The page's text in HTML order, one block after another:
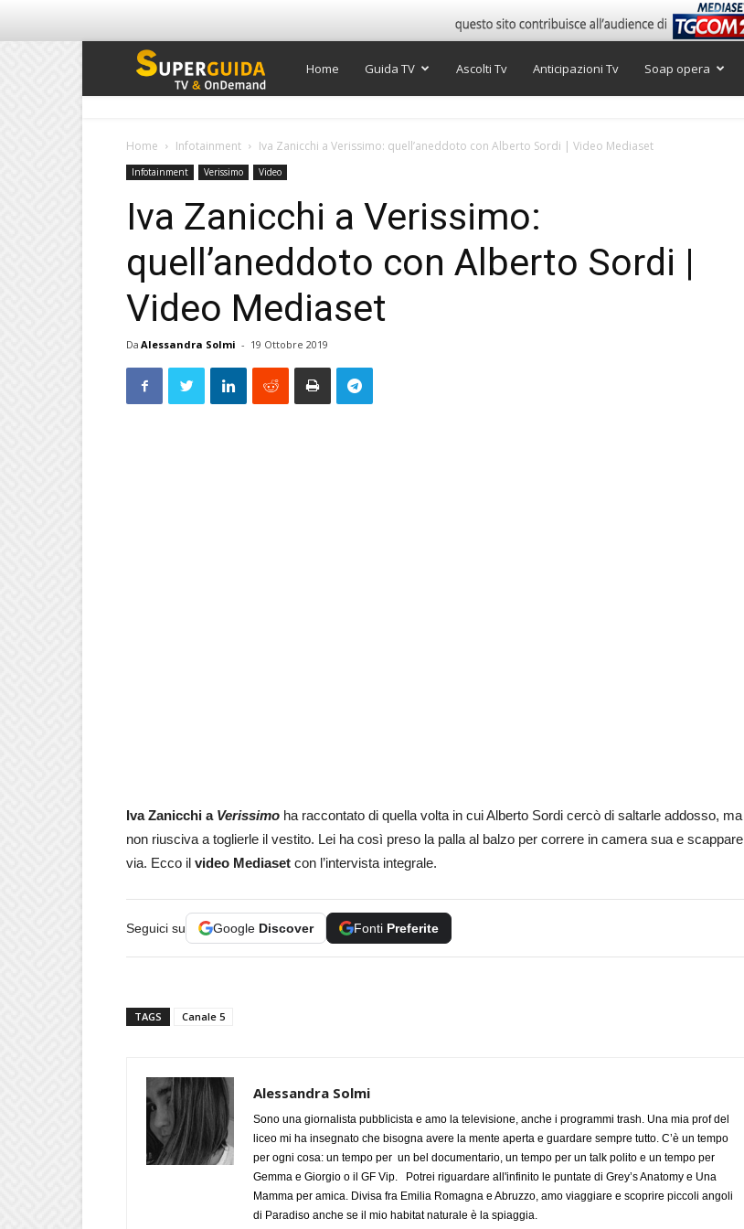
Super
Home Guida TV Ascolti Tv Anticipazioni Tv Soap opera
Home Infotainment Iva Zanicchi a Verissimo: quell’aneddoto con Alberto Sordi | Video Mediaset
Infotainment Verissimo Video
Iva Zanicchi a Verissimo:
quell’aneddoto con Alberto Sordi |
Video Mediaset
Da Alessandra Solmi - 19 Ottobre 2019
Iva Zanicchi a Verissimo ha raccontato di quella volta in cui Alberto Sordi cercò di saltarle addosso, ma
non riusciva a toglierle il vestito. Lei ha così preso la palla al balzo per correre in camera sua e scappare
via. Ecco il video Mediaset con l’intervista integrale.
Seguici su Google Discover Fonti Preferite
TAGS Canale 5
Alessandra Solmi
Sono una giornalista pubblicista e amo la televisione, anche i programmi trash. Una mia prof del
liceo mi ha insegnato che bisogna avere la mente aperta e guardare sempre tutto. C’è un tempo
per ogni cosa: un tempo per un bel documentario, un tempo per un talk polito e un tempo per
Gemma e Giorgio o il GF Vip. Potrei riguardare all'infinito le puntate di Grey’s Anatomy e Una
Mamma per amica. Divisa fra Emilia Romagna e Abruzzo, amo viaggiare e scoprire piccoli angoli
di Paradiso anche se il mio habitat naturale è la spiaggia.